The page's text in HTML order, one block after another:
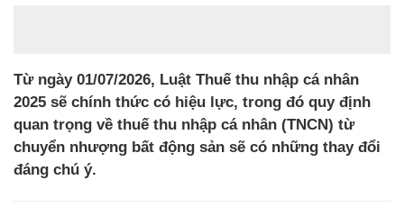
Từ ngày 01/07/2026, Luật Thuế thu nhập cá nhân
2025 sẽ chính thức có hiệu lực, trong đó quy định
quan trọng về thuế thu nhập cá nhân (TNCN) từ
chuyển nhượng bất động sản sẽ có những thay đổi
đáng chú ý.